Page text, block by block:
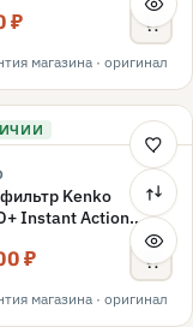
₽
магазина · оригинал
Kenko
Instant Action
NDX3-450+C-PL
плотности
₽
магазина · оригинал